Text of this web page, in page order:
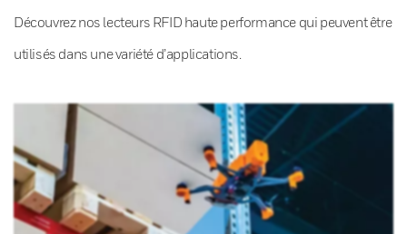
Découvrez nos lecteurs RFID haute performance qui peuvent être
utilisés dans une variété d’applications.